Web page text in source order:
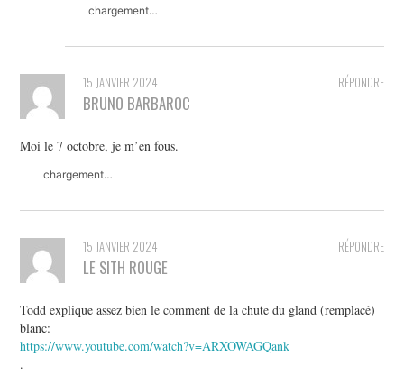
chargement…
RÉPONDRE
15 JANVIER 2024
BRUNO BARBAROC
Moi le 7 octobre, je m’en fous.
chargement…
RÉPONDRE
15 JANVIER 2024
LE SITH ROUGE
Todd explique assez bien le comment de la chute du gland (remplacé)
blanc:
https://www.youtube.com/watch?v=ARXOWAGQank
.